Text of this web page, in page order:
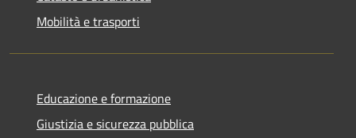
Mobilità e trasporti
Educazione e formazione
Giustizia e sicurezza pubblica